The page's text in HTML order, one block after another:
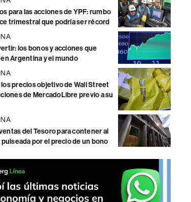
para las acciones de YPF: rumbo
trimestral que podría ser récord
los bonos y acciones que
Argentina y el mundo
precios objetivo de Wall Street
de MercadoLibre previo a su
del Tesoro para contener al
pulseada por el precio de un bono